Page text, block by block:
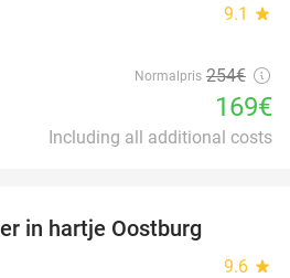
9.1 star
Normalpris 254€
169€
Including all additional costs
in hartje Oostburg
9.6 star